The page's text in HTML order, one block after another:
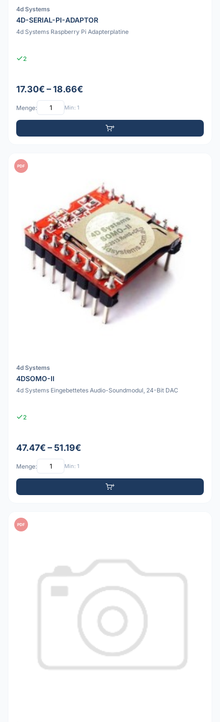
4d Systems
4D-SERIAL-PI-ADAPTOR
4d Systems Raspberry Pi Adapterplatine
2
17.30€ – 18.66€
Menge: Min: 1
PDF
4d Systems
4DSOMO-II
4d Systems Eingebettetes Audio-Soundmodul, 24-Bit DAC
2
47.47€ – 51.19€
Menge: Min: 1
PDF